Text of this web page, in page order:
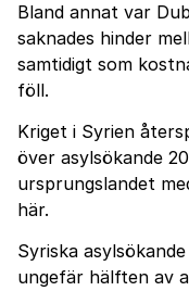
Bland annat var
saknades hinder
samtidigt som
föll.
Kriget i Syrien
över asylsökande
ursprungslandet
här.
Syriska
ungefär hälften av